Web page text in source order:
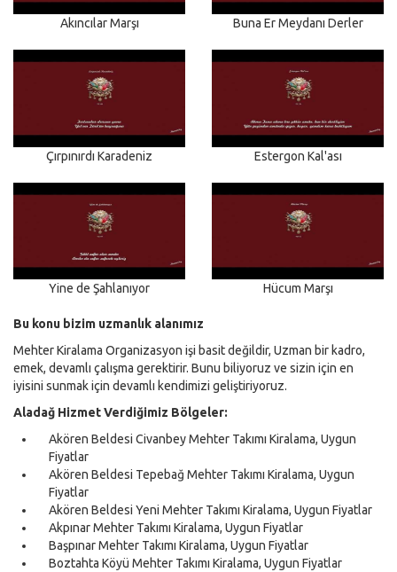
Akıncılar Marşı Buna Er Meydanı Derler
Çırpınırdı Karadeniz Estergon Kal'ası
Yine de Şahlanıyor Hücum Marşı
Bu konu bizim uzmanlık alanımız
Mehter Kiralama Organizasyon işi basit değildir, Uzman bir kadro,
emek, devamlı çalışma gerektirir. Bunu biliyoruz ve sizin için en
iyisini sunmak için devamlı kendimizi geliştiriyoruz.
Aladağ Hizmet Verdiğimiz Bölgeler:
Akören Beldesi Civanbey Mehter Takımı Kiralama, Uygun
Fiyatlar
Akören Beldesi Tepebağ Mehter Takımı Kiralama, Uygun
Fiyatlar
Akören Beldesi Yeni Mehter Takımı Kiralama, Uygun Fiyatlar
Akpınar Mehter Takımı Kiralama, Uygun Fiyatlar
Başpınar Mehter Takımı Kiralama, Uygun Fiyatlar
Boztahta Köyü Mehter Takımı Kiralama, Uygun Fiyatlar